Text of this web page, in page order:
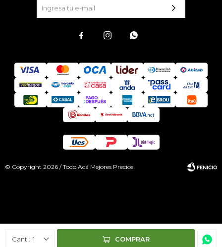
1 COMPRAR
  
© Copyright 2026 / Todo Acá Mejores Precios
Fenicio